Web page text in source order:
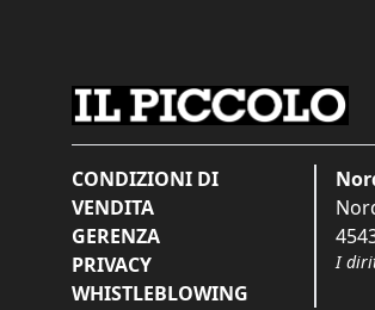
CONDIZIONI DI
VENDITA
GERENZA
PRIVACY
WHISTLEBLOWING
I